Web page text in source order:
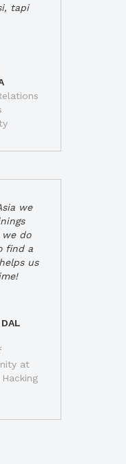
tapi
we
we do
find a
us
at